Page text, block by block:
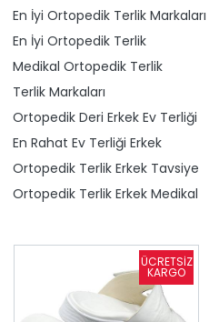
En İyi Ortopedik Terlik Markaları
En İyi Ortopedik Terlik
Medikal Ortopedik Terlik
Terlik Markaları
Ortopedik Deri Erkek Ev Terliği
En Rahat Ev Terliği Erkek
Ortopedik Terlik Erkek Tavsiye
Ortopedik Terlik Erkek Medikal